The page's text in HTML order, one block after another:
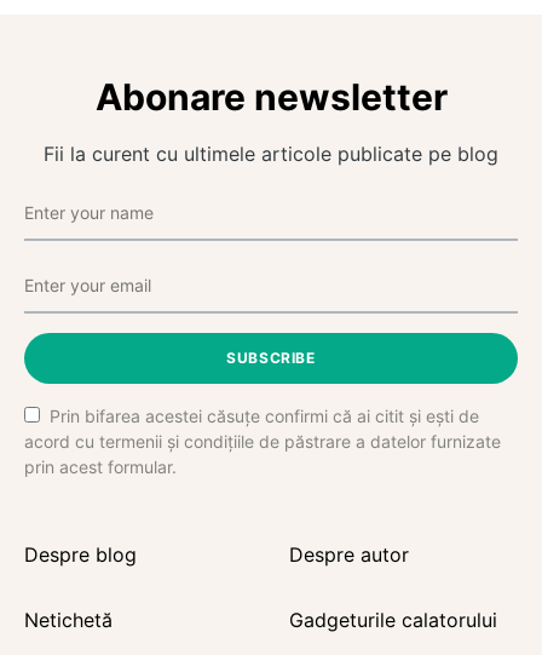
Abonare newsletter
Fii la curent cu ultimele articole publicate pe blog
SUBSCRIBE
Prin bifarea acestei căsuțe confirmi că ai citit și ești de
acord cu termenii și condițiile de păstrare a datelor furnizate
prin acest formular.
Despre blog Despre autor
Netichetă Gadgeturile calatorului